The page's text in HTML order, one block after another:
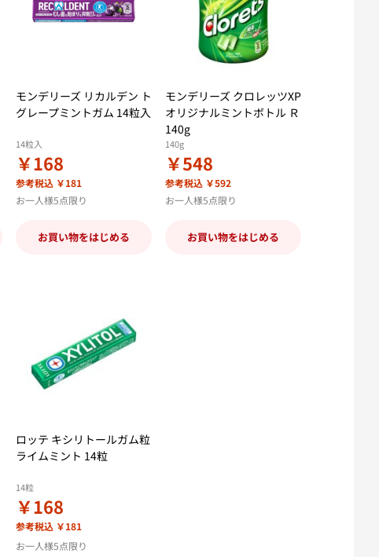
モンデリーズ リカルデン ト
グレープミントガム 14粒入
14粒入
￥168
参考税込 ￥181
お一人様5点限り
お買い物をはじめる
モンデリーズ クロレッツXP
オリジナルミントボトル Ｒ
140g
140g
￥548
参考税込 ￥592
お一人様5点限り
お買い物をはじめる
ロッテ キシリトールガム粒
ライムミント 14粒
14粒
￥168
参考税込 ￥181
お一人様5点限り